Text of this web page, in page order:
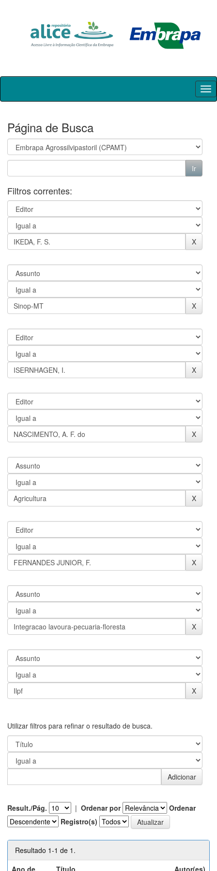
Skip
Página de Busca
Filtros correntes:
Utilizar filtros para refinar o resultado de busca.
Result./Pág. | Ordenar por
Ordenar
Registro(s)
Resultado 1-1 de 1.
Ano de
Título Autor(es)